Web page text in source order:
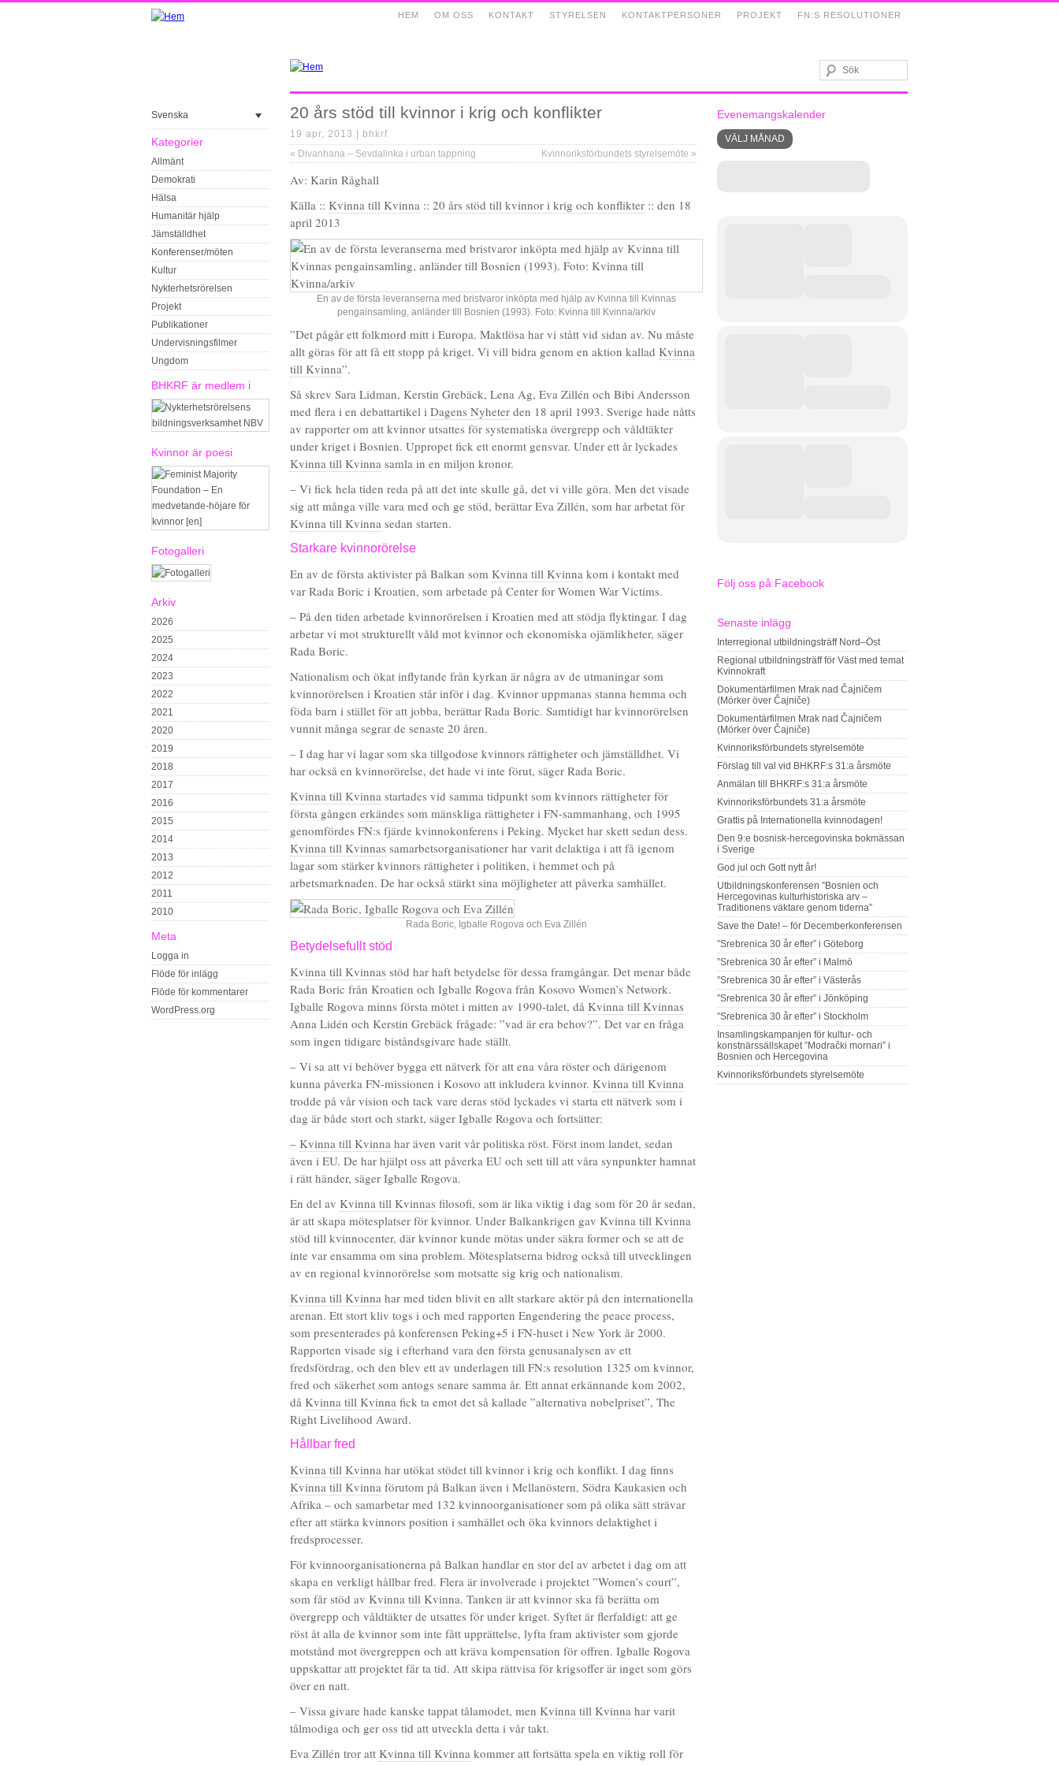
FN:S RESOLUTIONER
PROJEKT
KONTAKTPERSONER
STYRELSEN
KONTAKT
OM OSS
HEM
Svenska
Kategorier
Allmänt
Demokrati
Hälsa
Humanitär hjälp
Jämställdhet
Konferenser/möten
Kultur
Nykterhetsrörelsen
Projekt
Publikationer
Undervisningsfilmer
Ungdom
BHKRF är medlem i
Kvinnor är poesi
Fotogalleri
Arkiv
2026
2025
2024
2023
2022
2021
2020
2019
2018
2017
2016
2015
2014
2013
2012
2011
2010
Meta
Logga in
Flöde för inlägg
Flöde för kommentarer
WordPress.org
20 års stöd till kvinnor i krig och konflikter
19 apr, 2013 |
bhkrf
« Divanhana – Sevdalinka i urban tappning Kvinnoriksförbundets styrelsemöte »
Av: Karin Råghall
Källa :: Kvinna till Kvinna :: 20 års stöd till kvinnor i krig och konflikter :: den 18
april 2013
En av de första leveranserna med bristvaror inköpta med hjälp av Kvinna till Kvinnas
pengainsamling, anländer till Bosnien (1993). Foto: Kvinna till Kvinna/arkiv
”Det pågår ett folkmord mitt i Europa. Maktlösa har vi stått vid sidan av. Nu måste
allt göras för att få ett stopp på kriget. Vi vill bidra genom en aktion kallad Kvinna
till Kvinna”.
Så skrev Sara Lidman, Kerstin Grebäck, Lena Ag, Eva Zillén och Bibi Andersson
med flera i en debattartikel i Dagens Nyheter den 18 april 1993. Sverige hade nåtts
av rapporter om att kvinnor utsattes för systematiska övergrepp och våldtäkter
under kriget i Bosnien. Uppropet fick ett enormt gensvar. Under ett år lyckades
Kvinna till Kvinna samla in en miljon kronor.
– Vi fick hela tiden reda på att det inte skulle gå, det vi ville göra. Men det visade
sig att många ville vara med och ge stöd, berättar Eva Zillén, som har arbetat för
Kvinna till Kvinna sedan starten.
Starkare kvinnorörelse
En av de första aktivister på Balkan som Kvinna till Kvinna kom i kontakt med
var Rada Boric i Kroatien, som arbetade på Center for Women War Victims.
– På den tiden arbetade kvinnorörelsen i Kroatien med att stödja flyktingar. I dag
arbetar vi mot strukturellt våld mot kvinnor och ekonomiska ojämlikheter, säger
Rada Boric.
Nationalism och ökat inflytande från kyrkan är några av de utmaningar som
kvinnorörelsen i Kroatien står inför i dag. Kvinnor uppmanas stanna hemma och
föda barn i stället för att jobba, berättar Rada Boric. Samtidigt har kvinnorörelsen
vunnit många segrar de senaste 20 åren.
– I dag har vi lagar som ska tillgodose kvinnors rättigheter och jämställdhet. Vi
har också en kvinnorörelse, det hade vi inte förut, säger Rada Boric.
Kvinna till Kvinna startades vid samma tidpunkt som kvinnors rättigheter för
första gången erkändes som mänskliga rättigheter i FN-sammanhang, och 1995
genomfördes FN:s fjärde kvinnokonferens i Peking. Mycket har skett sedan dess.
Kvinna till Kvinnas samarbetsorganisationer har varit delaktiga i att få igenom
lagar som stärker kvinnors rättigheter i politiken, i hemmet och på
arbetsmarknaden. De har också stärkt sina möjligheter att påverka samhället.
Rada Boric, Igballe Rogova och Eva Zillén
Betydelsefullt stöd
Kvinna till Kvinnas stöd har haft betydelse för dessa framgångar. Det menar både
Rada Boric från Kroatien och Igballe Rogova från Kosovo Women’s Network.
Igballe Rogova minns första mötet i mitten av 1990-talet, då Kvinna till Kvinnas
Anna Lidén och Kerstin Grebäck frågade: ”vad är era behov?”. Det var en fråga
som ingen tidigare biståndsgivare hade ställt.
– Vi sa att vi behöver bygga ett nätverk för att ena våra röster och därigenom
kunna påverka FN-missionen i Kosovo att inkludera kvinnor. Kvinna till Kvinna
trodde på vår vision och tack vare deras stöd lyckades vi starta ett nätverk som i
dag är både stort och starkt, säger Igballe Rogova och fortsätter:
– Kvinna till Kvinna har även varit vår politiska röst. Först inom landet, sedan
även i EU. De har hjälpt oss att påverka EU och sett till att våra synpunkter hamnat
i rätt händer, säger Igballe Rogova.
En del av Kvinna till Kvinnas filosofi, som är lika viktig i dag som för 20 år sedan,
är att skapa mötesplatser för kvinnor. Under Balkankrigen gav Kvinna till Kvinna
stöd till kvinnocenter, där kvinnor kunde mötas under säkra former och se att de
inte var ensamma om sina problem. Mötesplatserna bidrog också till utvecklingen
av en regional kvinnorörelse som motsatte sig krig och nationalism.
Kvinna till Kvinna har med tiden blivit en allt starkare aktör på den internationella
arenan. Ett stort kliv togs i och med rapporten Engendering the peace process,
som presenterades på konferensen Peking+5 i FN-huset i New York år 2000.
Rapporten visade sig i efterhand vara den första genusanalysen av ett
fredsfördrag, och den blev ett av underlagen till FN:s resolution 1325 om kvinnor,
fred och säkerhet som antogs senare samma år. Ett annat erkännande kom 2002,
då Kvinna till Kvinna fick ta emot det så kallade ”alternativa nobelpriset”, The
Right Livelihood Award.
Hållbar fred
Kvinna till Kvinna har utökat stödet till kvinnor i krig och konflikt. I dag finns
Kvinna till Kvinna förutom på Balkan även i Mellanöstern, Södra Kaukasien och
Afrika – och samarbetar med 132 kvinnoorganisationer som på olika sätt strävar
efter att stärka kvinnors position i samhället och öka kvinnors delaktighet i
fredsprocesser.
För kvinnoorganisationerna på Balkan handlar en stor del av arbetet i dag om att
skapa en verkligt hållbar fred. Flera är involverade i projektet ”Women’s court”,
som får stöd av Kvinna till Kvinna. Tanken är att kvinnor ska få berätta om
övergrepp och våldtäkter de utsattes för under kriget. Syftet är flerfaldigt: att ge
röst åt alla de kvinnor som inte fått upprättelse, lyfta fram aktivister som gjorde
motstånd mot övergreppen och att kräva kompensation för offren. Igballe Rogova
uppskattar att projektet får ta tid. Att skipa rättvisa för krigsoffer är inget som görs
över en natt.
– Vissa givare hade kanske tappat tålamodet, men Kvinna till Kvinna har varit
tålmodiga och ger oss tid att utveckla detta i vår takt.
Eva Zillén tror att Kvinna till Kvinna kommer att fortsätta spela en viktig roll för
Evenemangskalender
VÄLJ MÅNAD
Följ oss på Facebook
Senaste inlägg
Interregional utbildningsträff Nord–Öst
Regional utbildningsträff för Väst med temat
Kvinnokraft
Dokumentärfilmen Mrak nad Čajničem
(Mörker över Čajniče)
Dokumentärfilmen Mrak nad Čajničem
(Mörker över Čajniče)
Kvinnoriksförbundets styrelsemöte
Förslag till val vid BHKRF:s 31:a årsmöte
Anmälan till BHKRF:s 31:a årsmöte
Kvinnoriksförbundets 31:a årsmöte
Grattis på Internationella kvinnodagen!
Den 9:e bosnisk-hercegovinska bokmässan
i Sverige
God jul och Gott nytt år!
Utbildningskonferensen ”Bosnien och
Hercegovinas kulturhistoriska arv –
Traditionens väktare genom tiderna”
Save the Date! – för Decemberkonferensen
”Srebrenica 30 år efter” i Göteborg
”Srebrenica 30 år efter” i Malmö
”Srebrenica 30 år efter” i Västerås
”Srebrenica 30 år efter” i Jönköping
”Srebrenica 30 år efter” i Stockholm
Insamlingskampanjen för kultur- och
konstnärssällskapet ”Modrački mornari” i
Bosnien och Hercegovina
Kvinnoriksförbundets styrelsemöte